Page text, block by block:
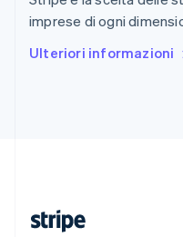
imprese di ogni
Ulteriori informazioni
Spagna
Español English
EnglishEspañol简体中文